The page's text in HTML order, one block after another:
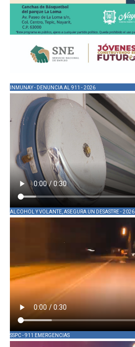
INMUNAY - DENUNCIA AL 911 - 2026
ALCOHOL Y VOLANTE, ASEGURA UN DESASTRE - 2026
SSPC - 911 EMERGENCIAS